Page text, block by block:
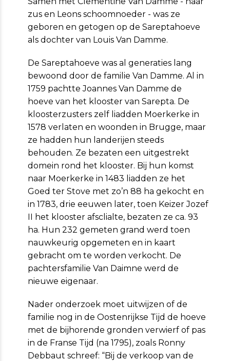
zus en Leons schoomnoeder - was ze
geboren en getogen op de Sareptahoeve
als dochter van Louis Van Dam­me.
De Sareptahoeve was al generaties lang
bewoond door de familie Van Damme. Al in
1759 pachtte Joannes Van Dam­me de
hoeve van het klooster van Sarepta. De
kloosterzusters zelf liadden Moerkerke in
1578 verlaten en woonden in Brugge, maar
ze hadden hun landerijen steeds
behouden. Ze bezaten een uitgestrekt
domein rond het kloos­ter. Bij hun komst
naar Moerkerke in 1483 liadden ze het
Goed ter Stove met zo’n 88 ha gekocht en
in 1783, drie eeuwen later, toen Keizer Jozef
II het klooster afsclialte, bezaten ze ca. 93
ha. Hun 232 gemeten grand werd toen
nauwkeurig opgemeten en in kaart
gebracht om te worden verkocht. De
pachtersfamilie Van Daimne werd de
nieuwe eigenaar.
Nader onderzoek moet uitwijzen of de
familie nog in de Oostenrijkse Tijd de hoeve
met de bijhorende gronden verwierf of pas
in de Franse Tijd (na 1795), zoals Ronny
Debbaut schreef: “Bij de verkoop van de